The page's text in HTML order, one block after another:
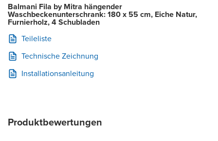
Balmani Fila by Mitra hängender
Waschbeckenunterschrank: 180 x 55 cm, Eiche Natur,
Furnierholz, 4 Schubladen
Teileliste
Technische Zeichnung
Installationsanleitung
Produktbewertungen